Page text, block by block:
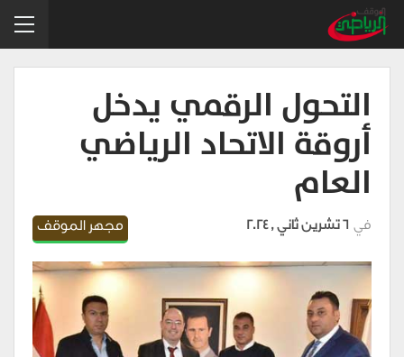
التحول الرقمي يدخل
أروقة الاتحاد الرياضي
العام
مجهر الموقف في 6 تشرين ثاني , 2024